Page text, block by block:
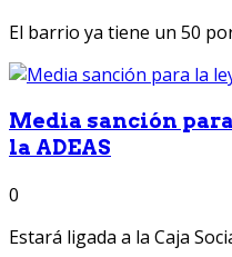
El barrio ya tiene un 50
Media sanción
la ADEAS
0
Estará ligada a la Caja